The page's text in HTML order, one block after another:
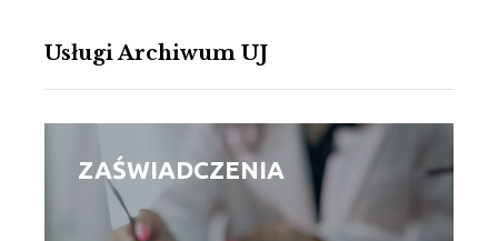
Usługi Archiwum UJ
ZAŚWIADCZENIA